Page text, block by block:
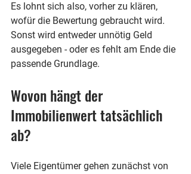
Es lohnt sich also, vorher zu klären,
wofür die Bewertung gebraucht wird.
Sonst wird entweder unnötig Geld
ausgegeben - oder es fehlt am Ende die
passende Grundlage.
Wovon hängt der
Immobilienwert tatsächlich
ab?
Viele Eigentümer gehen zunächst von